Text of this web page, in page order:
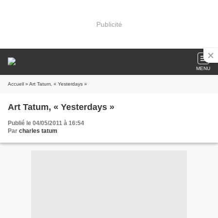
Publicité
MENU
Accueil » Art Tatum, « Yesterdays »
Art Tatum, « Yesterdays »
Publié le 04/05/2011 à 16:54
Par charles tatum